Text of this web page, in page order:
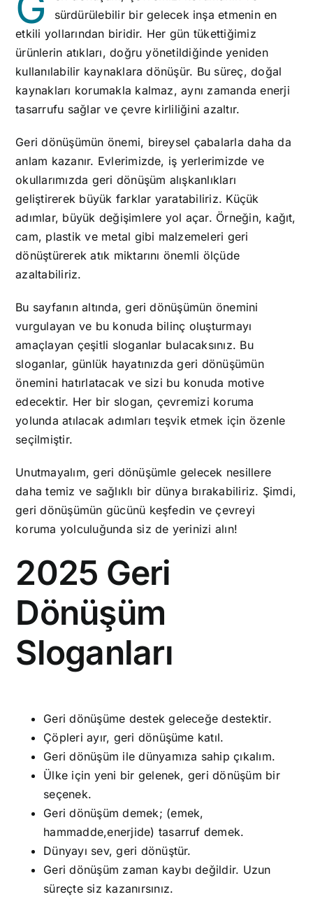
sürdürülebilir bir gelecek inşa etmenin en
etkili yollarından biridir. Her gün tükettiğimiz
ürünlerin atıkları, doğru yönetildiğinde yeniden
kullanılabilir kaynaklara dönüşür. Bu süreç, doğal
kaynakları korumakla kalmaz, aynı zamanda enerji
tasarrufu sağlar ve çevre kirliliğini azaltır.
Geri dönüşümün önemi, bireysel çabalarla daha da
anlam kazanır. Evlerimizde, iş yerlerimizde ve
okullarımızda geri dönüşüm alışkanlıkları
geliştirerek büyük farklar yaratabiliriz. Küçük
adımlar, büyük değişimlere yol açar. Örneğin, kağıt,
cam, plastik ve metal gibi malzemeleri geri
dönüştürerek atık miktarını önemli ölçüde
azaltabiliriz.
Bu sayfanın altında, geri dönüşümün önemini
vurgulayan ve bu konuda bilinç oluşturmayı
amaçlayan çeşitli sloganlar bulacaksınız. Bu
sloganlar, günlük hayatınızda geri dönüşümün
önemini hatırlatacak ve sizi bu konuda motive
edecektir. Her bir slogan, çevremizi koruma
yolunda atılacak adımları teşvik etmek için özenle
seçilmiştir.
Unutmayalım, geri dönüşümle gelecek nesillere
daha temiz ve sağlıklı bir dünya bırakabiliriz. Şimdi,
geri dönüşümün gücünü keşfedin ve çevreyi
koruma yolculuğunda siz de yerinizi alın!
2025 Geri
Dönüşüm
Sloganları
Geri dönüşüme destek geleceğe destektir.
Çöpleri ayır, geri dönüşüme katıl.
Geri dönüşüm ile dünyamıza sahip çıkalım.
Ülke için yeni bir gelenek, geri dönüşüm bir
seçenek.
Geri dönüşüm demek; (emek,
hammadde,enerjide) tasarruf demek.
Dünyayı sev, geri dönüştür.
Geri dönüşüm zaman kaybı değildir. Uzun
süreçte siz kazanırsınız.